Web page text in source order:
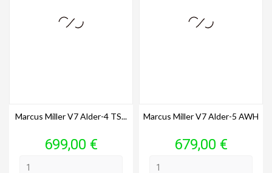
Marcus Miller V7 Alder-4 TS...
Prix
699,00 €
Marcus Miller V7 Alder-5 AWH
Prix
679,00 €